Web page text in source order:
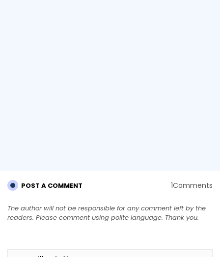
POST A COMMENT 1Comments
The author will not be responsible for any comment left by the
readers. Please comment using polite language. Thank you.